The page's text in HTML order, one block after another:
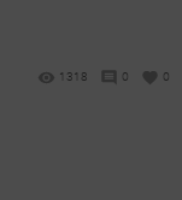
1318 0 0